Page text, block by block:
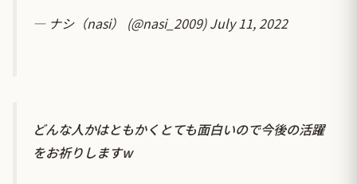
— ナシ（nasi） (@nasi_2009)July 11, 2022
どんな人かはともかくとても面白いので今後の活躍
をお祈りしますw